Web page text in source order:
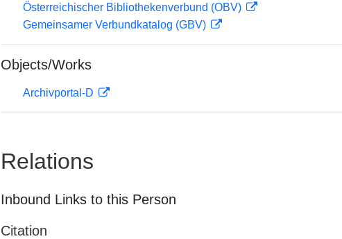
Österreichischer Bibliothekenverbund (OBV)
Gemeinsamer Verbundkatalog (GBV)
Objects/Works
Archivportal-D
Relations
Inbound Links to this Person
Citation